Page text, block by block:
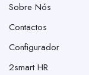
Sobre Nós
Contactos
Configurador
2smart HR